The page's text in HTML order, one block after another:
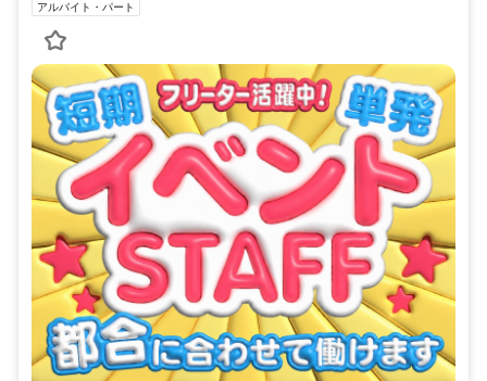
アルバイト・パート